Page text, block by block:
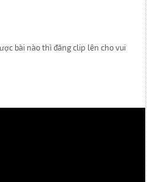
bài nào thì đăng clip lên cho vui